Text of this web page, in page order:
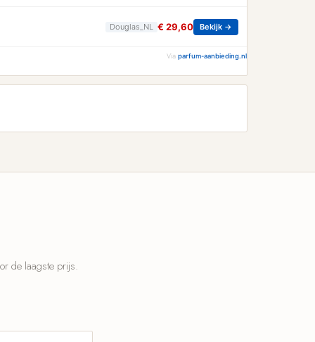
Douglas_NL € 29,60 Bekijk →
Via parfum-aanbieding.nl
de laagste prijs.